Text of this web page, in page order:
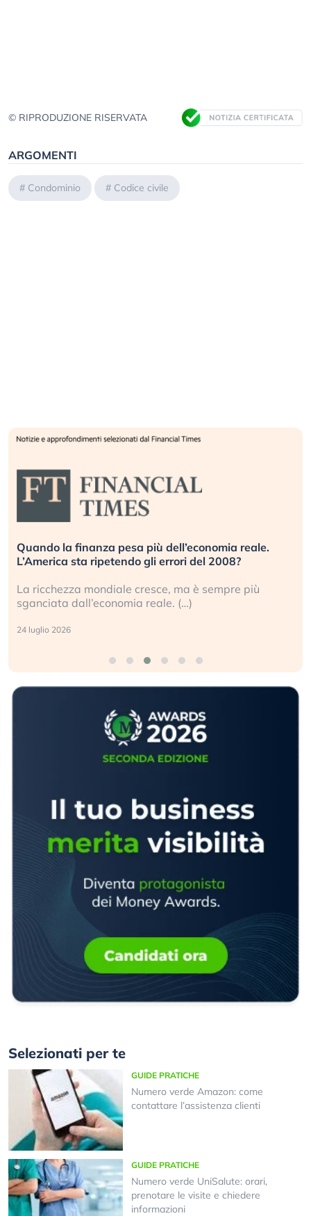
© RIPRODUZIONE RISERVATA
ARGOMENTI
# Condominio # Codice civile
Quando la finanza pesa più dell’economia reale.
L’America sta ripetendo gli errori del 2008?
La ricchezza mondiale cresce, ma è sempre più
sganciata dall’economia reale. (…)
24 luglio 2026
Selezionati per te
GUIDE PRATICHE
Numero verde Amazon: come
contattare l’assistenza clienti
GUIDE PRATICHE
Numero verde UniSalute: orari,
prenotare le visite e chiedere
informazioni